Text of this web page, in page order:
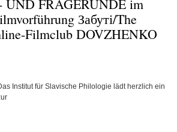
UND FRAGERUNDE im
Забуті/The
Filmclub DOVZHENKO
Institut für Slavische Philologie lädt herzlich ein